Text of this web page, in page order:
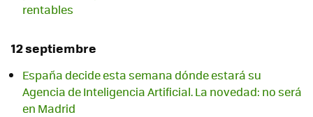
rentables
12 septiembre
España decide esta semana dónde estará su
Agencia de Inteligencia Artificial. La novedad: no será
en Madrid